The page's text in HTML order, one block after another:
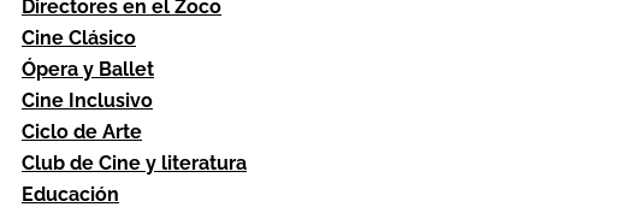
Directores en el Zoco
Cine Clásico
Ópera y Ballet
Cine Inclusivo
Ciclo de Arte
Club de Cine y literatura
Educación